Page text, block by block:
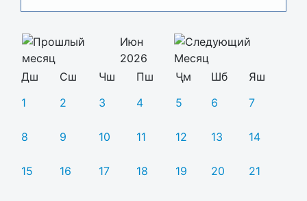
Июн
2026
Дш
Сш Чш Пш Ҷм Шб
Яш
1
2 3 4 5 6 7
8 9 10 11 12 13 14
15 16 17 18 19 20 21